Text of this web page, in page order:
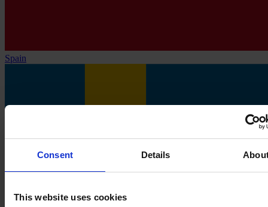
Consent Details
This website uses cookies
Spain